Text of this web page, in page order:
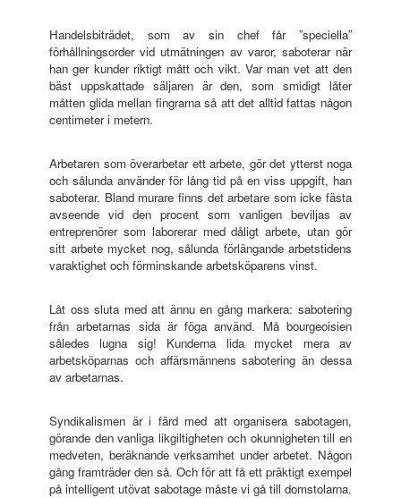
Handelsbiträdet, som av sin chef får ”speciella”
förhållningsorder vid utmätningen av varor, saboterar när
han ger kunder riktigt mått och vikt. Var man vet att den
bäst uppskattade säljaren är den, som smidigt låter
måtten glida mellan fingrarna så att det alltid fattas någon
centimeter i metern.
Arbetaren som överarbetar ett arbete, gör det ytterst noga
och sålunda använder för lång tid på en viss uppgift, han
saboterar. Bland murare finns det arbetare som icke fästa
avseende vid den procent som vanligen beviljas av
entreprenörer som laborerar med dåligt arbete, utan gör
sitt arbete mycket nog, sålunda förlängande arbetstidens
varaktighet och förminskande arbetsköparens vinst.
Låt oss sluta med att ännu en gång markera: sabotering
från arbetarnas sida är föga använd. Må bourgeoisien
således lugna sig! Kunderna lida mycket mera av
arbetsköparnas och affärsmännens sabotering än dessa
av arbetarnas.
Syndikalismen är i färd med att organisera sabotagen,
görande den vanliga likgiltigheten och okunnigheten till en
medveten, beräknande verksamhet under arbetet. Någon
gång framträder den så. Och för att få ett präktigt exempel
på intelligent utövat sabotage måste vi gå till domstolarna.